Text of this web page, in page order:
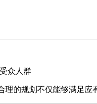
众⼈群
理的规划不仅能够满⾜